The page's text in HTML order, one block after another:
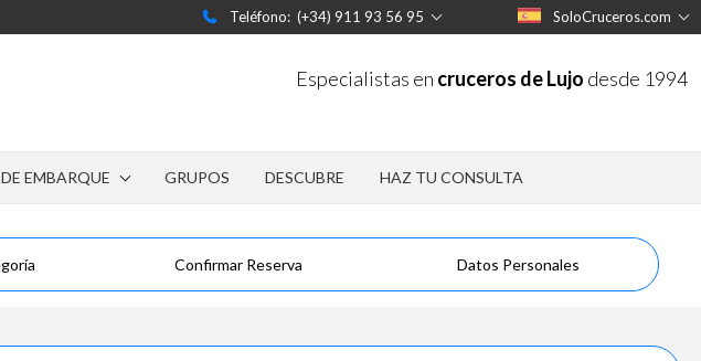
Teléfono: (+34) 911 93 56 95 SoloCruceros.com
Especialistas en cruceros de Lujo desde 1994
EMBARQUE GRUPOS DESCUBRE HAZ TU CONSULTA
Confirmar Reserva Datos Personales